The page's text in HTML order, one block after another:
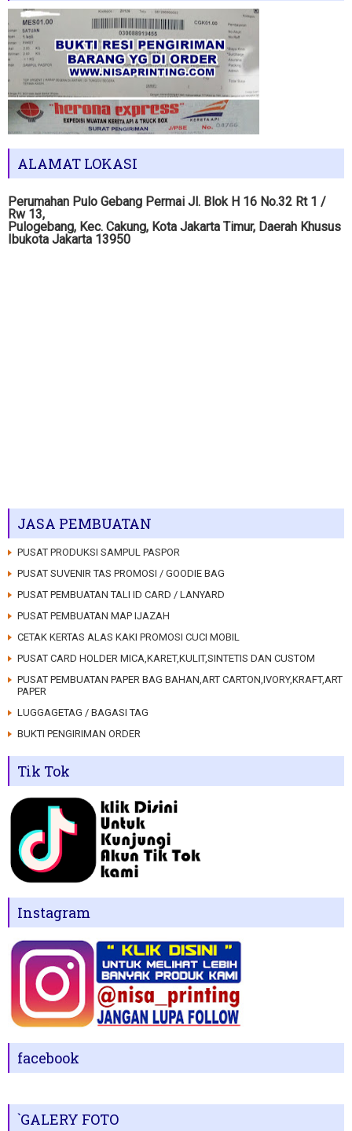
ALAMAT LOKASI
Perumahan Pulo Gebang Permai Jl. Blok H 16 No.32 Rt 1 /
Rw 13,
Pulogebang, Kec. Cakung, Kota Jakarta Timur, Daerah Khusus
Ibukota Jakarta 13950
JASA PEMBUATAN
PUSAT PRODUKSI SAMPUL PASPOR
PUSAT SUVENIR TAS PROMOSI / GOODIE BAG
PUSAT PEMBUATAN TALI ID CARD / LANYARD
PUSAT PEMBUATAN MAP IJAZAH
CETAK KERTAS ALAS KAKI PROMOSI CUCI MOBIL
PUSAT CARD HOLDER MICA,KARET,KULIT,SINTETIS DAN CUSTOM
PUSAT PEMBUATAN PAPER BAG BAHAN,ART CARTON,IVORY,KRAFT,ART
PAPER
LUGGAGETAG / BAGASI TAG
BUKTI PENGIRIMAN ORDER
Tik Tok
Instagram
facebook
`GALERY FOTO